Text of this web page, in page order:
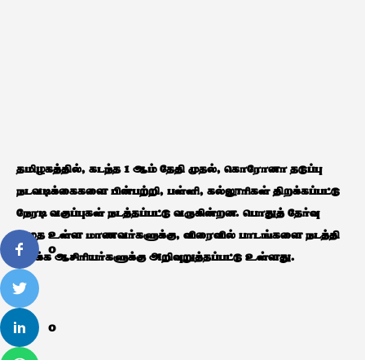
0
0
தமிழகத்தில், கடந்த 1 ஆம் தேதி முதல், கொரோனா தடுப்பு
நடவடிக்கைகளை பின்பற்றி, பள்ளி, கல்லூரிகள் திறக்கப்பட்டு
நேரடி வகுப்புகள் நடத்தப்பட்டு வருகின்றன. பொதுத் தேர்வு
எழுத உள்ள மாணவர்களுக்கு, விரைவில் பாடங்களை நடத்தி
முடிக்க ஆசிரியர்களுக்கு அறிவுறுத்தப்பட்டு உள்ளது.